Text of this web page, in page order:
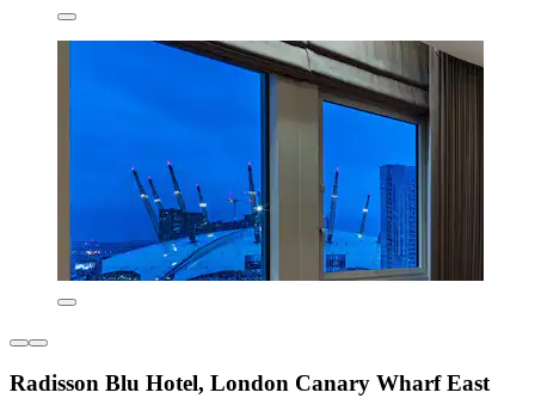
Radisson Blu Hotel, London Canary Wharf East